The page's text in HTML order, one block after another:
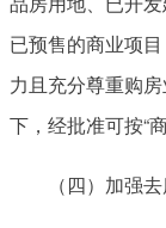
已预售的商业项
力且充分尊重购
下，经批准可按“
（四）加强